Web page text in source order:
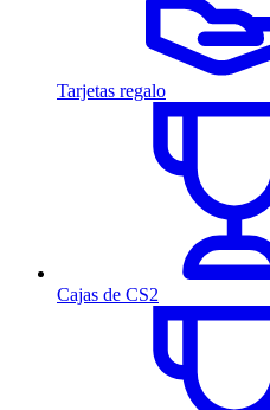
Tarjetas regalo
Cajas de CS2